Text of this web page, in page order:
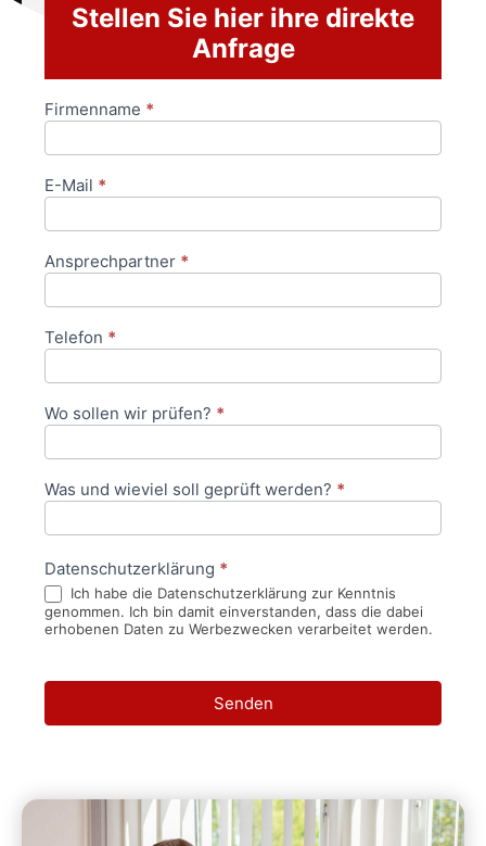
Stellen Sie hier ihre direkte
Anfrage
Anfrageformular
Firmenname *
E-Mail *
Ansprechpartner *
Telefon *
Wo sollen wir prüfen? *
Was und wieviel soll geprüft werden? *
Datenschutzerklärung *
Ich habe die Datenschutzerklärung zur Kenntnis
genommen. Ich bin damit einverstanden, dass die dabei
erhobenen Daten zu Werbezwecken verarbeitet werden.
Senden